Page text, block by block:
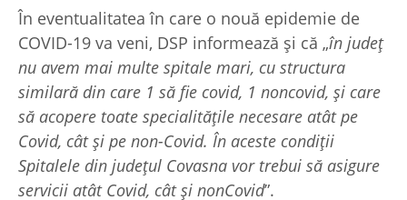
În eventualitatea în care o nouă epidemie de
COVID-19 va veni, DSP informează și că „în judeţ
nu avem mai multe spitale mari, cu structura
similară din care 1 să fie covid, 1 noncovid, şi care
să acopere toate specialitățile necesare atât pe
Covid, cât şi pe non-Covid. În aceste condiții
Spitalele din județul Covasna vor trebui să asigure
servicii atât Covid, cât şi nonCovid”.